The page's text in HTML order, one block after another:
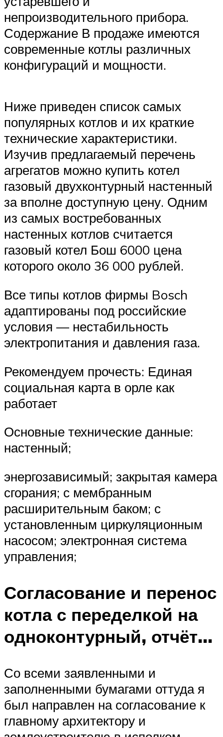
непроизводительного прибора.
Содержание В продаже имеются
современные котлы различных
конфигураций и мощности.
Ниже приведен список самых
популярных котлов и их краткие
технические характеристики.
Изучив предлагаемый перечень
агрегатов можно купить котел
газовый двухконтурный настенный
за вполне доступную цену. Одним
из самых востребованных
настенных котлов считается
газовый котел Бош 6000 цена
которого около 36 000 рублей.
Все типы котлов фирмы Bosch
адаптированы под российские
условия — нестабильность
электропитания и давления газа.
Рекомендуем прочесть: Единая
социальная карта в орле как
работает
Основные технические данные:
настенный;
энергозависимый; закрытая камера
сгорания; с мембранным
расширительным баком; с
установленным циркуляционным
насосом; электронная система
управления;
Согласование и перенос
котла с переделкой на
одноконтурный, отчёт…
Со всеми заявленными и
заполненными бумагами оттуда я
был направлен на согласование к
главному архитектору и